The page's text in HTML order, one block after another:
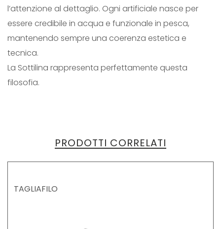
l’attenzione al dettaglio. Ogni artificiale nasce per
essere credibile in acqua e funzionale in pesca,
mantenendo sempre una coerenza estetica e
tecnica.
La Sottilina rappresenta perfettamente questa
filosofia.
PRODOTTI CORRELATI
TAGLIAFILO